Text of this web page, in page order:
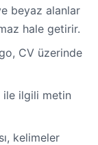
beyaz alanlar
hale getirir.
CV üzerinde
ile ilgili metin
kelimeler